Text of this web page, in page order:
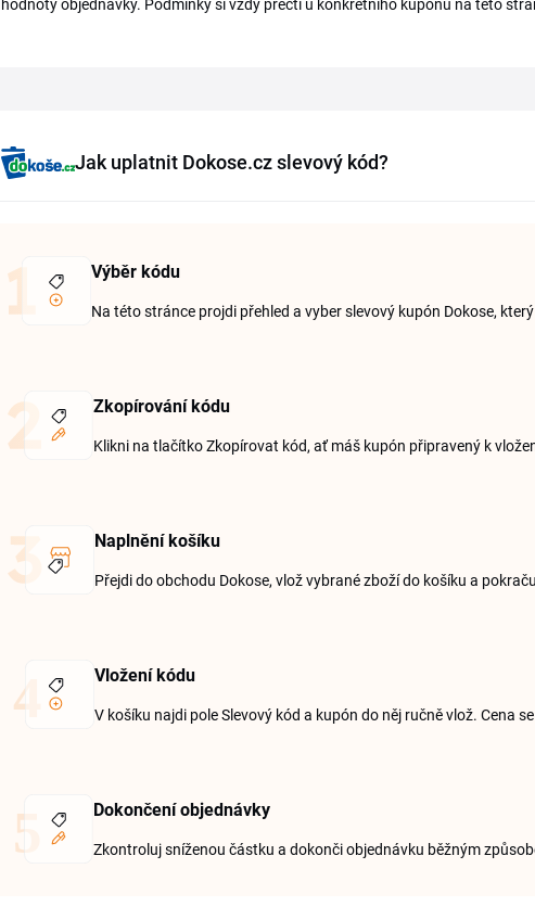
hodnoty objednávky. Podmínky si vždy přečti u konkrétního kupónu na této
Jak uplatnit Dokose.cz slevový kód?
Výběr kódu
Na této stránce projdi přehled a vyber slevový kupón Dokose,
Zkopírování kódu
Klikni na tlačítko Zkopírovat kód, ať máš kupón připravený k
Naplnění košíku
Přejdi do obchodu Dokose, vlož vybrané zboží do košíku a
Vložení kódu
V košíku najdi pole Slevový kód a kupón do něj ručně vlož. Cena
Dokončení objednávky
Zkontroluj sníženou částku a dokonči objednávku běžným